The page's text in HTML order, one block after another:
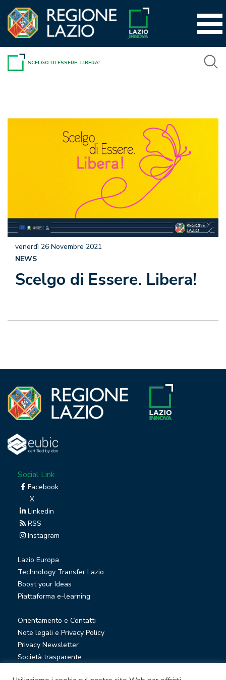
contenuto
SCELGO DI ESSERE. LIBERA!
Scelgo di Essere. Libera!
venerdì 26 Novembre 2021
NEWS
Social Link
Facebook
X
Linkedin
RSS
Instagram
Lazio Europa
Technology Transfer Lazio
Boost your Ideas
Piattaforma e-learning
Orientamento e Contatti
Note legali e Privacy Policy
Privacy Newsletter
Società trasparente